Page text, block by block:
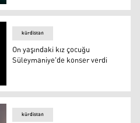
başlıyor
konser verdi
kürdistan
On yaşındaki kız çocuğu
Süleymaniye'de konser verdi
kürdistan